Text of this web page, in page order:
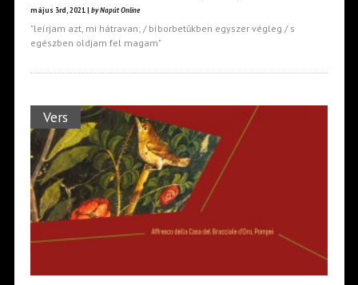
május 3rd, 2021 | by Napút Online
"leírjam azt, mi hátravan; / bíborbetűkben egyszer végleg / s
egészben oldjam fel magam"
Vers